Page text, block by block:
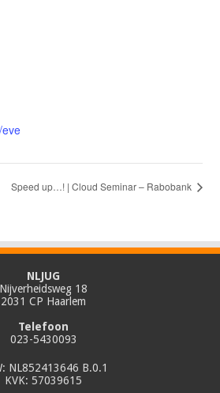
Speed up…! | Cloud Seminar – Rabobank
NLJUG
Nijverheidsweg 18
2031 CP Haarlem
Telefoon
023-5430093
NL852413646 B.0.1
KVK: 57039615